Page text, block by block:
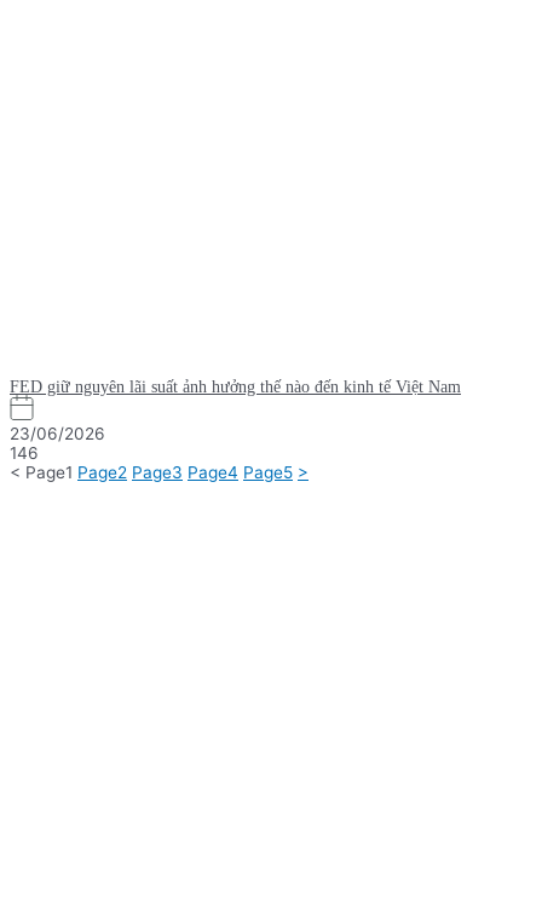
FED giữ nguyên lãi suất ảnh hưởng thế nào đến kinh tế Việt Nam
23/06/2026
146
< Page1 Page2 Page3 Page4 Page5 >